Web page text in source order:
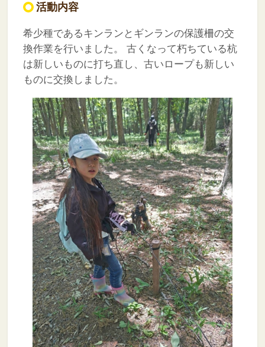
活動内容
希少種であるキンランとギンランの保護柵の交
換作業を行いました。
古くなって朽ちている杭
は新しいものに打ち直し、古いロープも新しい
ものに交換しました。